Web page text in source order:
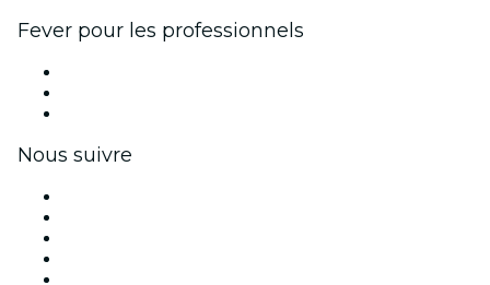
Fever pour les professionnels
Nous suivre